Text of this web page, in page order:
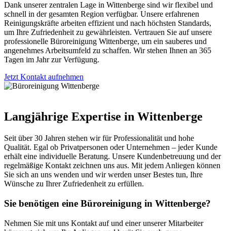
Dank unserer zentralen Lage in Wittenberge sind wir flexibel und
schnell in der gesamten Region verfügbar. Unsere erfahrenen
Reinigungskräfte arbeiten effizient und nach höchsten Standards,
um Ihre Zufriedenheit zu gewährleisten. Vertrauen Sie auf unsere
professionelle Büroreinigung Wittenberge, um ein sauberes und
angenehmes Arbeitsumfeld zu schaffen. Wir stehen Ihnen an 365
Tagen im Jahr zur Verfügung.
Jetzt Kontakt aufnehmen
Langjährige Expertise in Wittenberge
Seit über 30 Jahren stehen wir für Professionalität und hohe
Qualität. Egal ob Privatpersonen oder Unternehmen – jeder Kunde
erhält eine individuelle Beratung. Unsere Kundenbetreuung und der
regelmäßige Kontakt zeichnen uns aus. Mit jedem Anliegen können
Sie sich an uns wenden und wir werden unser Bestes tun, Ihre
Wünsche zu Ihrer Zufriedenheit zu erfüllen.
Sie benötigen eine Büroreinigung in Wittenberge?
Nehmen Sie mit uns Kontakt auf und einer unserer Mitarbeiter